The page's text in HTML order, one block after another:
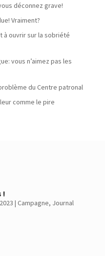
déconnez grave!
Vraiment?
à ouvrir sur la sobriété
vous n’aimez pas les
du Centre patronal
comme le pire
!
| Campagne, Journal